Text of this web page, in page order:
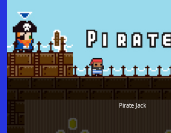
Pirate Jack